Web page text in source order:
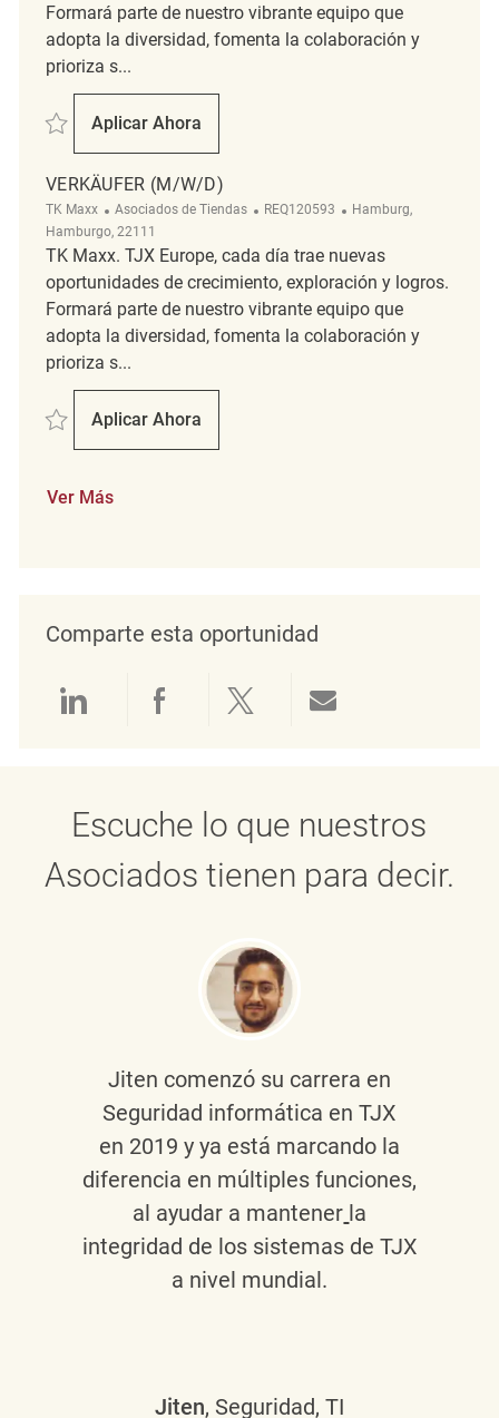
Formará parte de nuestro vibrante equipo que
adopta la diversidad, fomenta la colaboración y
prioriza s...
Salvar Verkäufer (m/w/d) REQ111998
Aplicar Ahora
Verkäufer (m/w/d)
VERKÄUFER (M/W/D)
TK Maxx Categoría
Asociados de Tiendas ReqId
REQ120593 Ubicación
Hamburg,
Hamburgo, 22111
TK Maxx. TJX Europe, cada día trae nuevas
oportunidades de crecimiento, exploración y logros.
Formará parte de nuestro vibrante equipo que
adopta la diversidad, fomenta la colaboración y
prioriza s...
Salvar Verkäufer (m/w/d) REQ120593
Aplicar Ahora
Verkäufer (m/w/d)
Ver Más
Comparte esta oportunidad
Compartir a través de LinkedIn
Compartir a través de
Compartir a través
Escuche lo que nuestros
Asociados tienen para decir.
Jiten comenzó su carrera en
Seguridad informática en TJX
en 2019 y ya está marcando la
diferencia en múltiples funciones,
al ayudar a mantener la
integridad de los sistemas de TJX
a nivel mundial.
Jiten, Seguridad, TI